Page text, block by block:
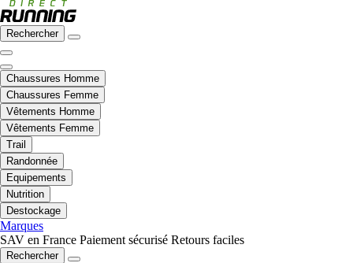
Rechercher
Chaussures Homme
Chaussures Femme
Vêtements Homme
Vêtements Femme
Trail
Randonnée
Equipements
Nutrition
Destockage
Marques
SAV en France Paiement sécurisé Retours faciles
Rechercher